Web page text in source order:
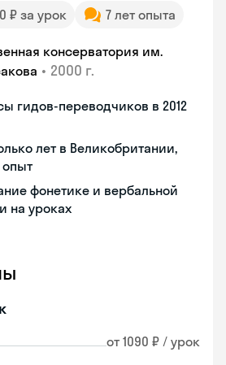
₽ за урок 7 лет опыта
консерватория им.
• 2000 г.
гидов-переводчиков в 2012
лет в Великобритании,
опыт
фонетике и вербальной
на уроках
от 1090 ₽ / урок